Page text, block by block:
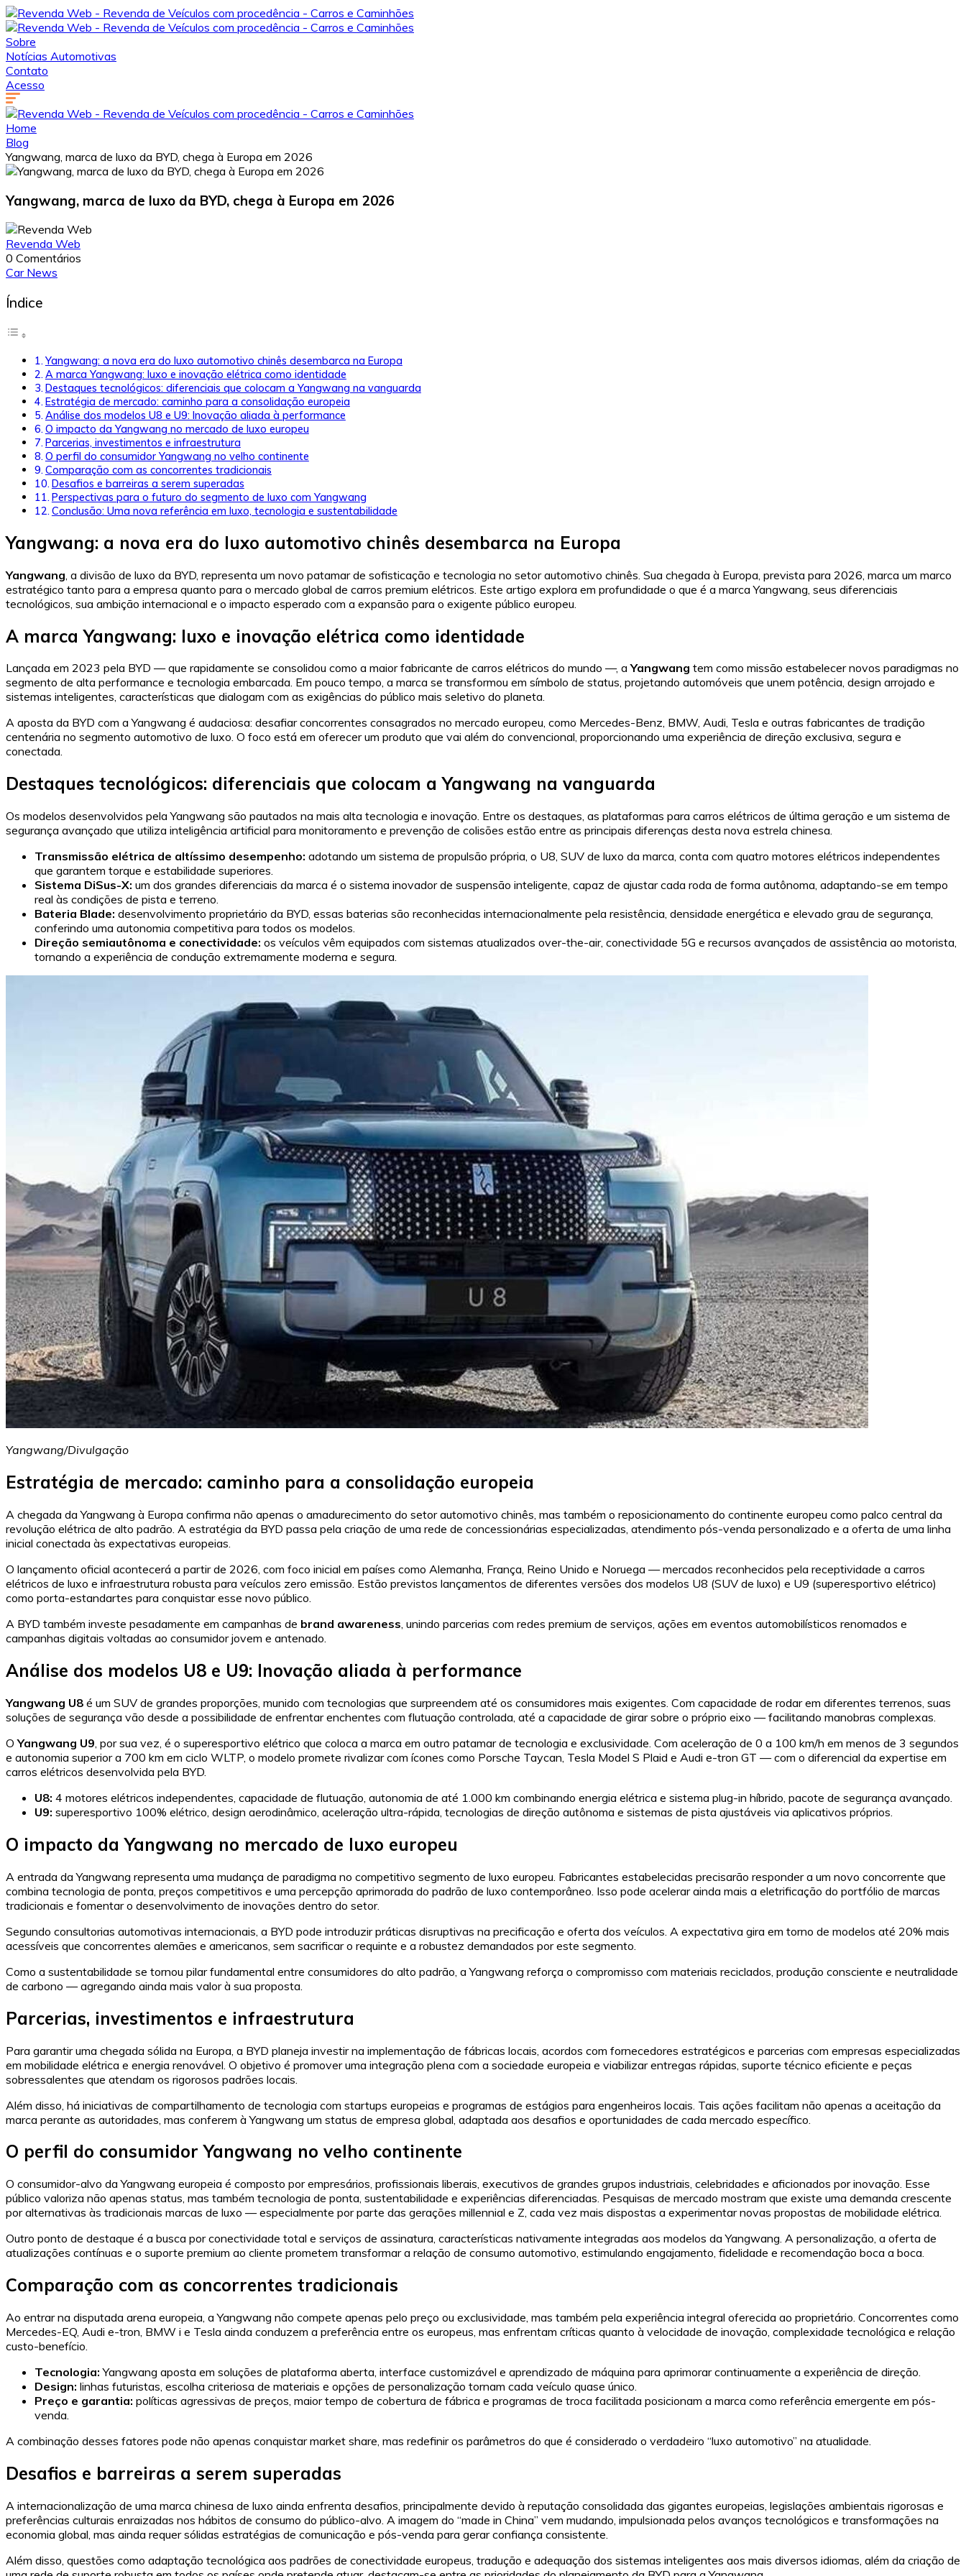
Sobre
Notícias Automotivas
Contato
Acesso
Home
Blog
Yangwang, marca de luxo da BYD, chega à Europa em 2026
Yangwang, marca de luxo da BYD, chega à Europa em 2026
Revenda Web
0 Comentários
Car News
Índice
Yangwang: a nova era do luxo automotivo chinês desembarca na Europa
A marca Yangwang: luxo e inovação elétrica como identidade
Destaques tecnológicos: diferenciais que colocam a Yangwang na vanguarda
Estratégia de mercado: caminho para a consolidação europeia
Análise dos modelos U8 e U9: Inovação aliada à performance
O impacto da Yangwang no mercado de luxo europeu
Parcerias, investimentos e infraestrutura
O perfil do consumidor Yangwang no velho continente
Comparação com as concorrentes tradicionais
Desafios e barreiras a serem superadas
Perspectivas para o futuro do segmento de luxo com Yangwang
Conclusão: Uma nova referência em luxo, tecnologia e sustentabilidade
Yangwang: a nova era do luxo automotivo chinês desembarca na Europa
Yangwang , a divisão de luxo da BYD, representa um novo patamar de sofisticação e tecnologia no setor automotivo chinês. Sua chegada à Europa, prevista para 2026, marca um marco
estratégico tanto para a empresa quanto para o mercado global de carros premium elétricos. Este artigo explora em profundidade o que é a marca Yangwang, seus diferenciais
tecnológicos, sua ambição internacional e o impacto esperado com a expansão para o exigente público europeu.
A marca Yangwang: luxo e inovação elétrica como identidade
Lançada em 2023 pela BYD — que rapidamente se consolidou como a maior fabricante de carros elétricos do mundo —, aYangwang tem como missão estabelecer novos paradigmas no
segmento de alta performance e tecnologia embarcada. Em pouco tempo, a marca se transformou em símbolo de status, projetando automóveis que unem potência, design arrojado e
sistemas inteligentes, características que dialogam com as exigências do público mais seletivo do planeta.
A aposta da BYD com a Yangwang é audaciosa: desafiar concorrentes consagrados no mercado europeu, como Mercedes-Benz, BMW, Audi, Tesla e outras fabricantes de tradição
centenária no segmento automotivo de luxo. O foco está em oferecer um produto que vai além do convencional, proporcionando uma experiência de direção exclusiva, segura e
conectada.
Destaques tecnológicos: diferenciais que colocam a Yangwang na vanguarda
Os modelos desenvolvidos pela Yangwang são pautados na mais alta tecnologia e inovação. Entre os destaques, as plataformas para carros elétricos de última geração e um sistema de
segurança avançado que utiliza inteligência artificial para monitoramento e prevenção de colisões estão entre as principais diferenças desta nova estrela chinesa.
Transmissão elétrica de altíssimo desempenho: adotando um sistema de propulsão própria, o U8, SUV de luxo da marca, conta com quatro motores elétricos independentes
que garantem torque e estabilidade superiores.
Sistema DiSus-X: um dos grandes diferenciais da marca é o sistema inovador de suspensão inteligente, capaz de ajustar cada roda de forma autônoma, adaptando-se em tempo
real às condições de pista e terreno.
Bateria Blade: desenvolvimento proprietário da BYD, essas baterias são reconhecidas internacionalmente pela resistência, densidade energética e elevado grau de segurança,
conferindo uma autonomia competitiva para todos os modelos.
Direção semiautônoma e conectividade: os veículos vêm equipados com sistemas atualizados over-the-air, conectividade 5G e recursos avançados de assistência ao motorista,
tornando a experiência de condução extremamente moderna e segura.
Yangwang/Divulgação
Estratégia de mercado: caminho para a consolidação europeia
A chegada da Yangwang à Europa confirma não apenas o amadurecimento do setor automotivo chinês, mas também o reposicionamento do continente europeu como palco central da
revolução elétrica de alto padrão. A estratégia da BYD passa pela criação de uma rede de concessionárias especializadas, atendimento pós-venda personalizado e a oferta de uma linha
inicial conectada às expectativas europeias.
O lançamento oficial acontecerá a partir de 2026, com foco inicial em países como Alemanha, França, Reino Unido e Noruega — mercados reconhecidos pela receptividade a carros
elétricos de luxo e infraestrutura robusta para veículos zero emissão. Estão previstos lançamentos de diferentes versões dos modelos U8 (SUV de luxo) e U9 (superesportivo elétrico)
como porta-estandartes para conquistar esse novo público.
A BYD também investe pesadamente em campanhas de brand awareness, unindo parcerias com redes premium de serviços, ações em eventos automobilísticos renomados e
campanhas digitais voltadas ao consumidor jovem e antenado.
Análise dos modelos U8 e U9: Inovação aliada à performance
Yangwang U8 é um SUV de grandes proporções, munido com tecnologias que surpreendem até os consumidores mais exigentes. Com capacidade de rodar em diferentes terrenos, suas
soluções de segurança vão desde a possibilidade de enfrentar enchentes com flutuação controlada, até a capacidade de girar sobre o próprio eixo — facilitando manobras complexas.
OYangwang U9 , por sua vez, é o superesportivo elétrico que coloca a marca em outro patamar de tecnologia e exclusividade. Com aceleração de 0 a 100 km/h em menos de 3 segundos
e autonomia superior a 700 km em ciclo WLTP, o modelo promete rivalizar com ícones como Porsche Taycan, Tesla Model S Plaid e Audi e-tron GT — com o diferencial da expertise em
carros elétricos desenvolvida pela BYD.
U8: 4 motores elétricos independentes, capacidade de flutuação, autonomia de até 1.000 km combinando energia elétrica e sistema plug-in híbrido, pacote de segurança avançado.
U9: superesportivo 100% elétrico, design aerodinâmico, aceleração ultra-rápida, tecnologias de direção autônoma e sistemas de pista ajustáveis via aplicativos próprios.
O impacto da Yangwang no mercado de luxo europeu
A entrada da Yangwang representa uma mudança de paradigma no competitivo segmento de luxo europeu. Fabricantes estabelecidas precisarão responder a um novo concorrente que
combina tecnologia de ponta, preços competitivos e uma percepção aprimorada do padrão de luxo contemporâneo. Isso pode acelerar ainda mais a eletrificação do portfólio de marcas
tradicionais e fomentar o desenvolvimento de inovações dentro do setor.
Segundo consultorias automotivas internacionais, a BYD pode introduzir práticas disruptivas na precificação e oferta dos veículos. A expectativa gira em torno de modelos até 20% mais
acessíveis que concorrentes alemães e americanos, sem sacrificar o requinte e a robustez demandados por este segmento.
Como a sustentabilidade se tornou pilar fundamental entre consumidores do alto padrão, a Yangwang reforça o compromisso com materiais reciclados, produção consciente e neutralidade
de carbono — agregando ainda mais valor à sua proposta.
Parcerias, investimentos e infraestrutura
Para garantir uma chegada sólida na Europa, a BYD planeja investir na implementação de fábricas locais, acordos com fornecedores estratégicos e parcerias com empresas especializadas
em mobilidade elétrica e energia renovável. O objetivo é promover uma integração plena com a sociedade europeia e viabilizar entregas rápidas, suporte técnico eficiente e peças
sobressalentes que atendam os rigorosos padrões locais.
Além disso, há iniciativas de compartilhamento de tecnologia com startups europeias e programas de estágios para engenheiros locais. Tais ações facilitam não apenas a aceitação da
marca perante as autoridades, mas conferem à Yangwang um status de empresa global, adaptada aos desafios e oportunidades de cada mercado específico.
O perfil do consumidor Yangwang no velho continente
O consumidor-alvo da Yangwang europeia é composto por empresários, profissionais liberais, executivos de grandes grupos industriais, celebridades e aficionados por inovação. Esse
público valoriza não apenas status, mas também tecnologia de ponta, sustentabilidade e experiências diferenciadas. Pesquisas de mercado mostram que existe uma demanda crescente
por alternativas às tradicionais marcas de luxo — especialmente por parte das gerações millennial e Z, cada vez mais dispostas a experimentar novas propostas de mobilidade elétrica.
Outro ponto de destaque é a busca por conectividade total e serviços de assinatura, características nativamente integradas aos modelos da Yangwang. A personalização, a oferta de
atualizações contínuas e o suporte premium ao cliente prometem transformar a relação de consumo automotivo, estimulando engajamento, fidelidade e recomendação boca a boca.
Comparação com as concorrentes tradicionais
Ao entrar na disputada arena europeia, a Yangwang não compete apenas pelo preço ou exclusividade, mas também pela experiência integral oferecida ao proprietário. Concorrentes como
Mercedes-EQ, Audi e-tron, BMW i e Tesla ainda conduzem a preferência entre os europeus, mas enfrentam críticas quanto à velocidade de inovação, complexidade tecnológica e relação
custo-benefício.
Tecnologia: Yangwang aposta em soluções de plataforma aberta, interface customizável e aprendizado de máquina para aprimorar continuamente a experiência de direção.
Design: linhas futuristas, escolha criteriosa de materiais e opções de personalização tornam cada veículo quase único.
Preço e garantia: políticas agressivas de preços, maior tempo de cobertura de fábrica e programas de troca facilitada posicionam a marca como referência emergente em pós-
venda.
A combinação desses fatores pode não apenas conquistar market share, mas redefinir os parâmetros do que é considerado o verdadeiro “luxo automotivo” na atualidade.
Desafios e barreiras a serem superadas
A internacionalização de uma marca chinesa de luxo ainda enfrenta desafios, principalmente devido à reputação consolidada das gigantes europeias, legislações ambientais rigorosas e
preferências culturais enraizadas nos hábitos de consumo do público-alvo. A imagem do “made in China” vem mudando, impulsionada pelos avanços tecnológicos e transformações na
economia global, mas ainda requer sólidas estratégias de comunicação e pós-venda para gerar confiança consistente.
Além disso, questões como adaptação tecnológica aos padrões de conectividade europeus, tradução e adequação dos sistemas inteligentes aos mais diversos idiomas, além da criação de